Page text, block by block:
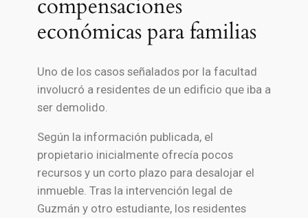
compensaciones
económicas para familias
Uno de los casos señalados por la facultad
involucró a residentes de un edificio que iba a
ser demolido.
Según la información publicada, el
propietario inicialmente ofrecía pocos
recursos y un corto plazo para desalojar el
inmueble. Tras la intervención legal de
Guzmán y otro estudiante, los residentes